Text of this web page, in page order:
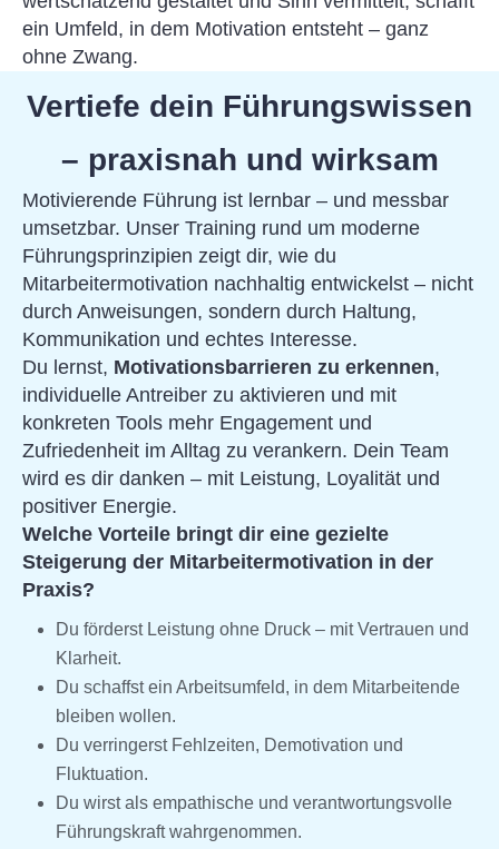
ein Umfeld, in dem Motivation entsteht – ganz
ohne Zwang.
Vertiefe dein Führungswissen
– praxisnah und wirksam
Motivierende Führung ist lernbar – und messbar
umsetzbar. Unser Training rund um moderne
Führungsprinzipien zeigt dir, wie du
Mitarbeitermotivation nachhaltig entwickelst – nicht
durch Anweisungen, sondern durch Haltung,
Kommunikation und echtes Interesse.
Du lernst, Motivationsbarrieren zu erkennen,
individuelle Antreiber zu aktivieren und mit
konkreten Tools mehr Engagement und
Zufriedenheit im Alltag zu verankern. Dein Team
wird es dir danken – mit Leistung, Loyalität und
positiver Energie.
Welche Vorteile bringt dir eine gezielte
Steigerung der Mitarbeitermotivation in der
Praxis?
Du förderst Leistung ohne Druck – mit Vertrauen und
Klarheit.
Du schaffst ein Arbeitsumfeld, in dem Mitarbeitende
bleiben wollen.
Du verringerst Fehlzeiten, Demotivation und
Fluktuation.
Du wirst als empathische und verantwortungsvolle
Führungskraft wahrgenommen.